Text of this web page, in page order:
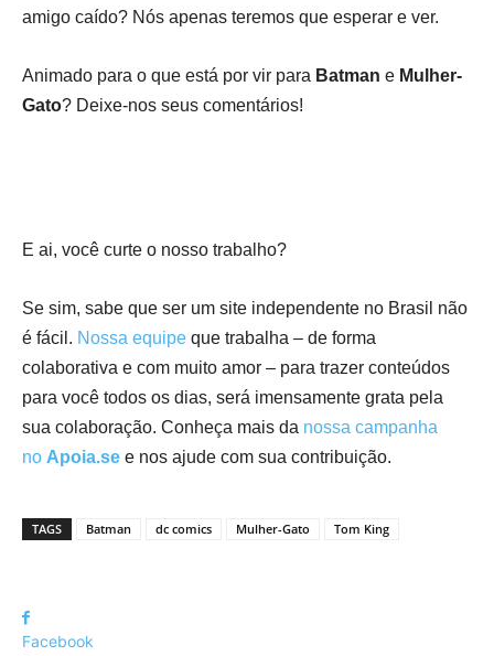
amigo caído? Nós apenas teremos que esperar e ver.
Animado para o que está por vir para Batman e Mulher-
Gato? Deixe-nos seus comentários!
E ai, você curte o nosso trabalho?
Se sim, sabe que ser um site independente no Brasil não
é fácil. Nossa equipe que trabalha – de forma
colaborativa e com muito amor – para trazer conteúdos
para você todos os dias, será imensamente grata pela
sua colaboração. Conheça mais da nossa campanha
no Apoia.se e nos ajude com sua contribuição.
TAGS Batman dc comics Mulher-Gato Tom King
Facebook